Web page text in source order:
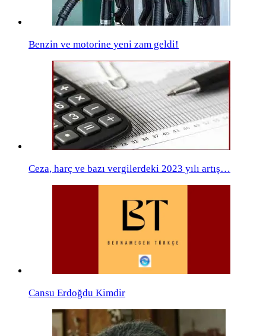
Benzin ve motorine yeni zam geldi!
Ceza, harç ve bazı vergilerdeki 2023 yılı artış…
Cansu Erdoğdu Kimdir